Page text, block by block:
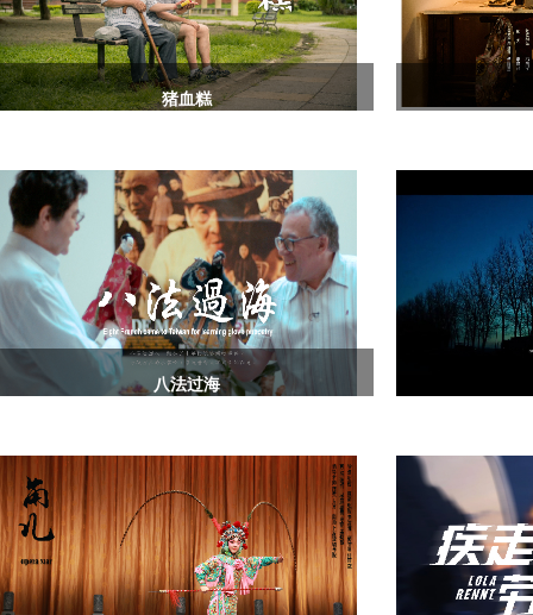
猪血糕
八法过海